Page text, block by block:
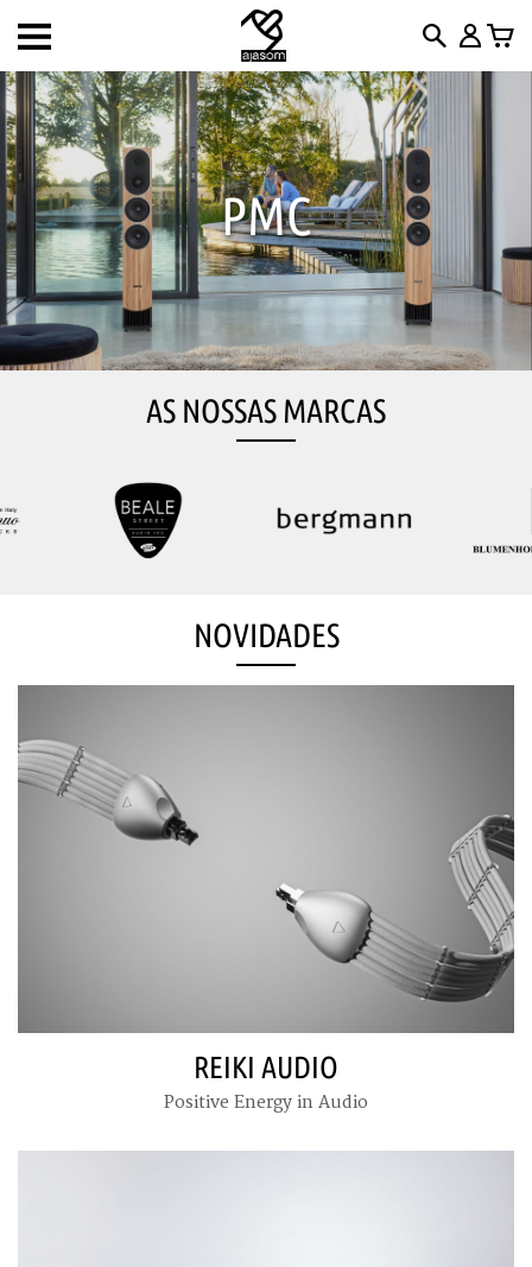
Toggle
navigation
PMC
AS NOSSAS MARCAS
NOVIDADES
REIKI AUDIO
Positive Energy in Audio